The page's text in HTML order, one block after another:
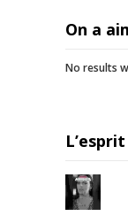
On a
No results